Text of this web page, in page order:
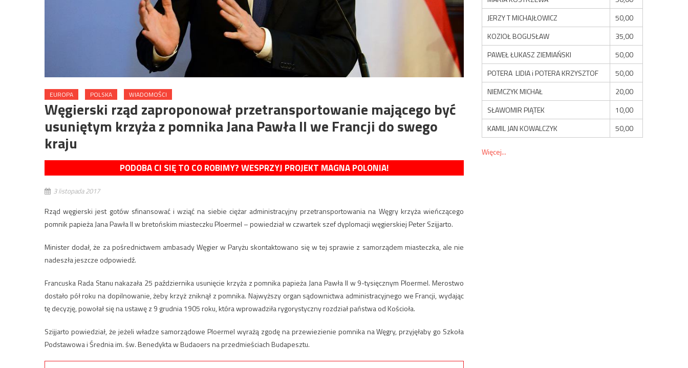
EUROPA POLSKA WIADOMOŚCI
Węgierski rząd zaproponował przetransportowanie mającego być
usuniętym krzyża z pomnika Jana Pawła II we Francji do swego
kraju
PODOBA CI SIĘ TO CO ROBIMY? WESPRZYJ PROJEKT MAGNA POLONIA!
3 listopada 2017
Rząd węgierski jest gotów sfinansować i wziąć na siebie ciężar administracyjny przetransportowania na Węgry krzyża wieńczącego
pomnik papieża Jana Pawła II w bretońskim miasteczku Ploermel – powiedział w czwartek szef dyplomacji węgierskiej Peter Szijjarto.
Minister dodał, że za pośrednictwem ambasady Węgier w Paryżu skontaktowano się w tej sprawie z samorządem miasteczka, ale nie
nadeszła jeszcze odpowiedź.
Francuska Rada Stanu nakazała 25 października usunięcie krzyża z pomnika papieża Jana Pawła II w 9-tysięcznym Ploermel. Merostwo
dostało pół roku na dopilnowanie, żeby krzyż zniknął z pomnika. Najwyższy organ sądownictwa administracyjnego we Francji, wydając
tę decyzję, powołał się na ustawę z 9 grudnia 1905 roku, która wprowadziła rygorystyczny rozdział państwa od Kościoła.
Szijjarto powiedział, że jeżeli władze samorządowe Ploermel wyrażą zgodę na przewiezienie pomnika na Węgry, przyjęłaby go Szkoła
Podstawowa i Średnia im. św. Benedykta w Budaoers na przedmieściach Budapesztu.
JERZY T MICHAJŁOWICZ
50,00
KOZIOŁ BOGUSŁAW
35,00
PAWEŁ ŁUKASZ ZIEMIAŃSKI
50,00
POTERA LIDIA i POTERA KRZYSZTOF
50,00
NIEMCZYK MICHAŁ
20,00
SŁAWOMIR PIĄTEK
10,00
KAMIL JAN KOWALCZYK
50,00
Więcej...